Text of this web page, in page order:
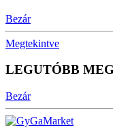
Bezár
Megtekintve
LEGUTÓBB
Bezár